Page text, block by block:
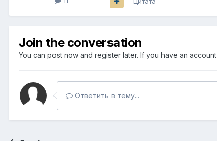
Join the conversation
You can post now and register later. If you have an account,
Ответить в тему...